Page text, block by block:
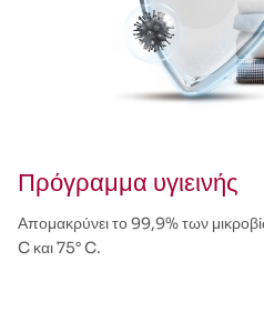
Πρόγραμμα υγιεινής
Απομακρύνει το 99,9% των
C και 75° C.